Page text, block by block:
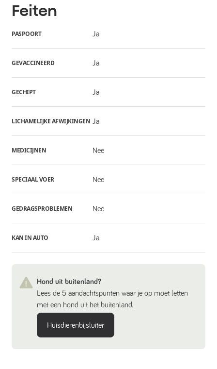
Feiten
PASPOORT Ja
GEVACCINEERD Ja
GECHIPT Ja
LICHAMELIJKE AFWIJKINGEN Ja
MEDICIJNEN Nee
SPECIAAL VOER Nee
GEDRAGSPROBLEMEN Nee
KAN IN AUTO Ja
Hond uit buitenland?
Lees de 5 aandachtspunten waar je op moet letten
met een hond uit het buitenland.
Huisdierenbijsluiter